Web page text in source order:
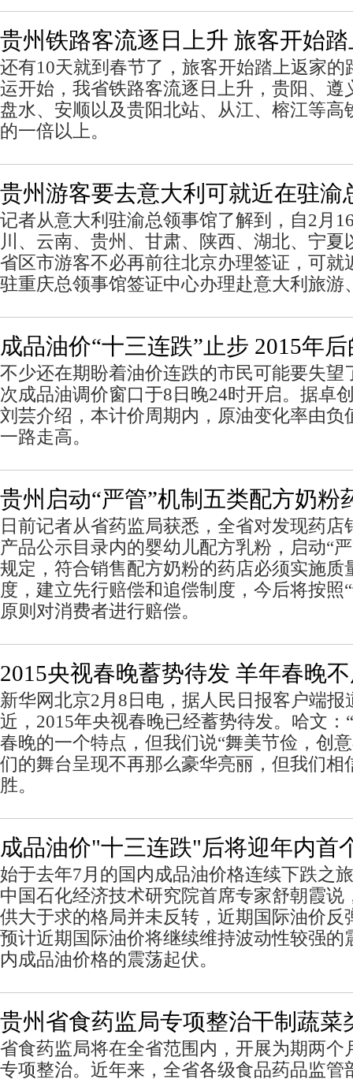
贵州铁路客流逐日上升 旅客开始
还有10天就到春节了，旅客开始踏上返家的
运开始，我省铁路客流逐日上升，贵阳、遵
盘水、安顺以及贵阳北站、从江、榕江等高
的一倍以上。
贵州游客要去意大利可就近在驻渝
记者从意大利驻渝总领事馆了解到，自2月
川、云南、贵州、甘肃、陕西、湖北、宁夏
省区市游客不必再前往北京办理签证，可就
驻重庆总领事馆签证中心办理赴意大利旅游
成品油价“十三连跌”止步 2015年
不少还在期盼着油价连跌的市民可能要失望
次成品油调价窗口于8日晚24时开启。据卓
刘芸介绍，本计价周期内，原油变化率由负
一路走高。
贵州启动“严管”机制五类配方奶粉
日前记者从省药监局获悉，全省对发现药店
产品公示目录内的婴幼儿配方乳粉，启动“
规定，符合销售配方奶粉的药店必须实施质
度，建立先行赔偿和追偿制度，今后将按照
原则对消费者进行赔偿。
2015央视春晚蓄势待发 羊年春晚
新华网北京2月8日电，据人民日报客户端报
近，2015年央视春晚已经蓄势待发。哈文：
春晚的一个特点，但我们说“舞美节俭，创
们的舞台呈现不再那么豪华亮丽，但我们相
胜。
成品油价"十三连跌"后将迎年内首
始于去年7月的国内成品油价格连续下跌之
中国石化经济技术研究院首席专家舒朝霞说
供大于求的格局并未反转，近期国际油价反
预计近期国际油价将继续维持波动性较强的
内成品油价格的震荡起伏。
贵州省食药监局专项整治干制蔬菜
省食药监局将在全省范围内，开展为期两个
专项整治。近年来，全省各级食品药品监管